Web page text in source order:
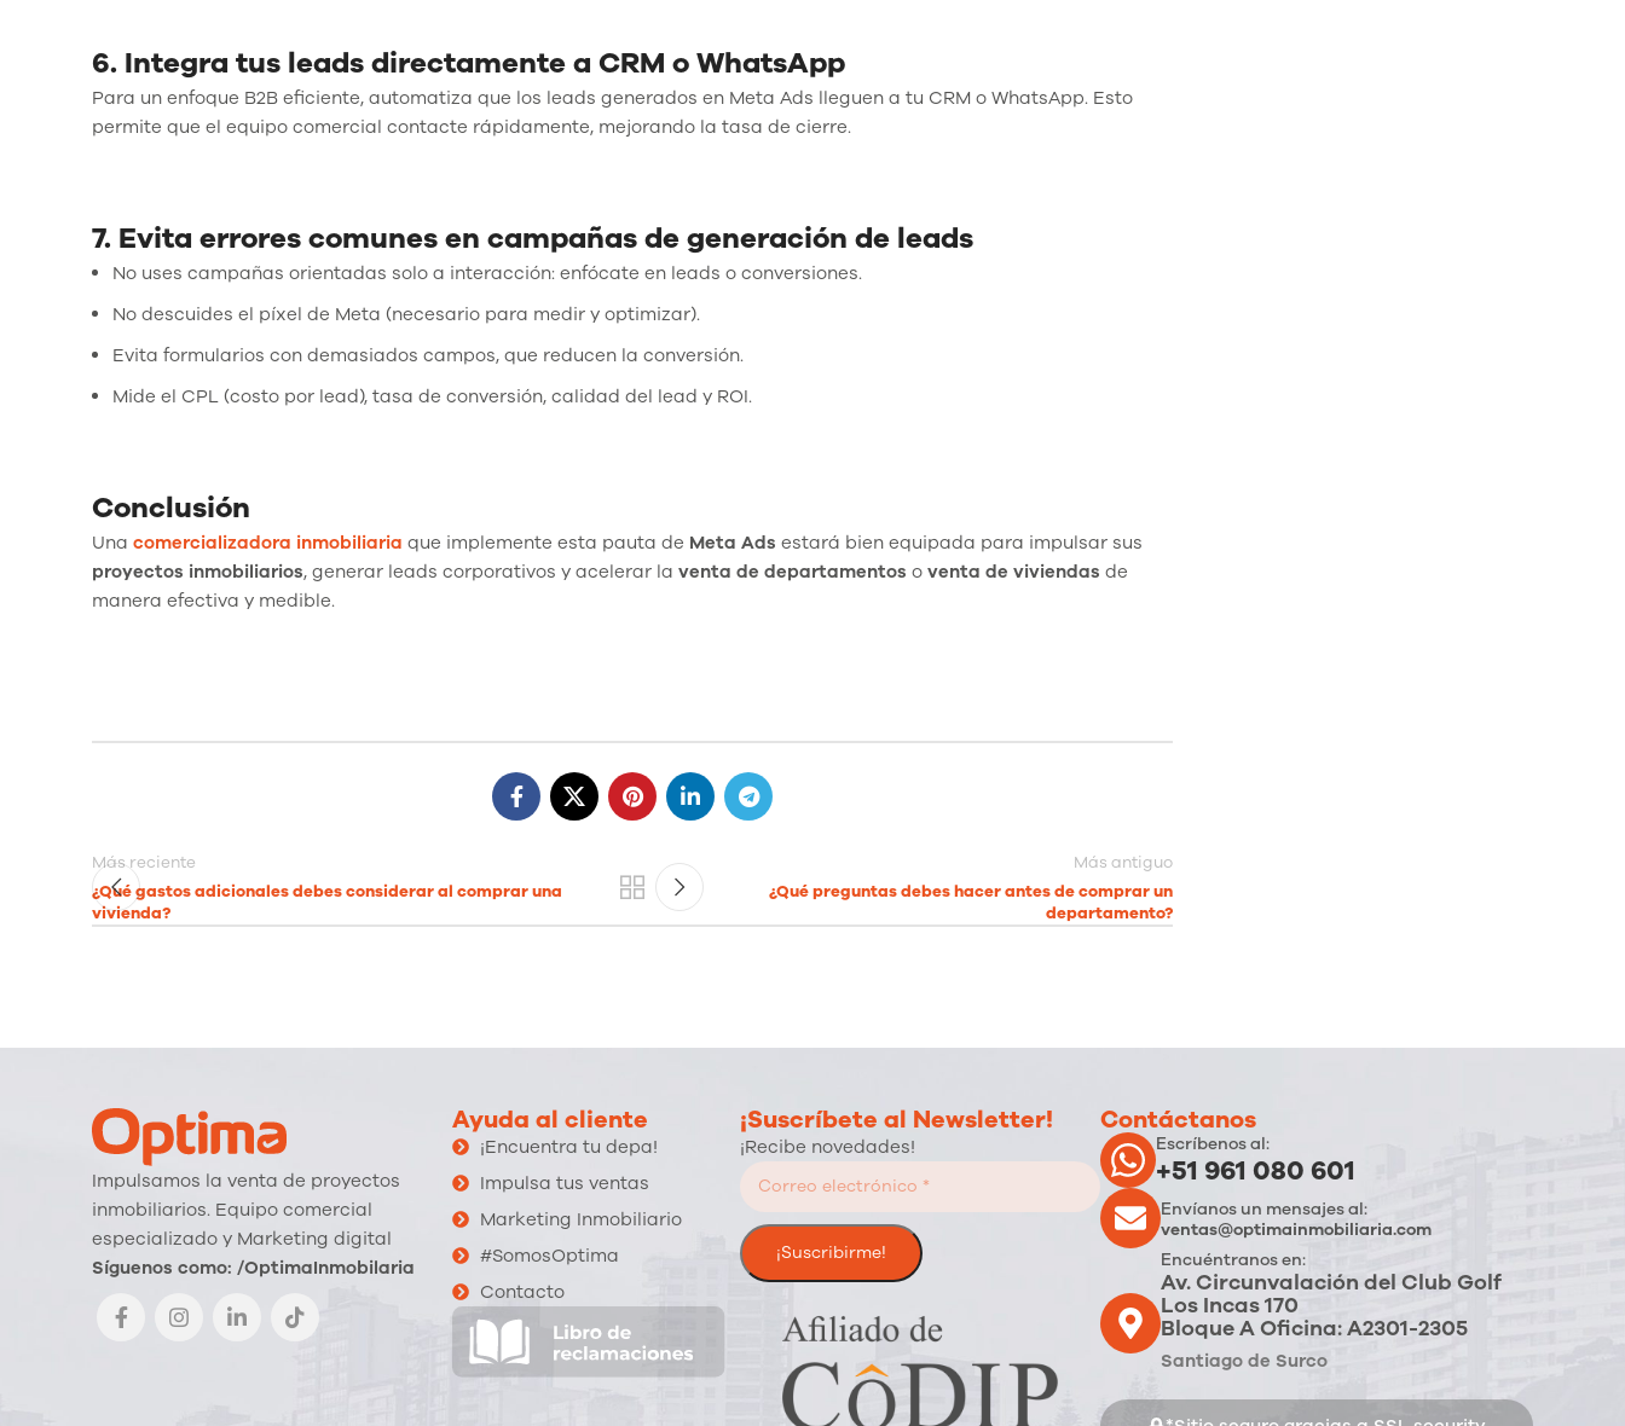
6. Integra tus leads directamente a CRM o WhatsApp
Para un enfoque B2B eficiente, automatiza que los leads generados en Meta Ads lleguen a tu CRM o WhatsApp. Esto
permite que el equipo comercial contacte rápidamente, mejorando la tasa de cierre.
7. Evita errores comunes en campañas de generación de leads
No uses campañas orientadas solo a interacción: enfócate en leads o conversiones.
No descuides el píxel de Meta (necesario para medir y optimizar).
Evita formularios con demasiados campos, que reducen la conversión.
Mide el CPL (costo por lead), tasa de conversión, calidad del lead y ROI.
Conclusión
Una comercializadora inmobiliaria que implemente esta pauta de Meta Ads estará bien equipada para impulsar sus
proyectos inmobiliarios, generar leads corporativos y acelerar la venta de departamentos o venta de viviendas de
manera efectiva y medible.
Más reciente
¿Qué gastos adicionales debes considerar al comprar una
vivienda?
Más antiguo
¿Qué preguntas debes hacer antes de comprar un
departamento?
Impulsamos la venta de proyectos
inmobiliarios. Equipo comercial
especializado y Marketing digital
Síguenos como: /OptimaInmobilaria
Ayuda al cliente
¡Encuentra tu depa!
Impulsa tus ventas
Marketing Inmobiliario
#SomosOptima
Contacto
¡Suscríbete al Newsletter!
¡Recibe novedades!
Contáctanos
Escríbenos al:
+51 961 080 601
Envíanos un mensajes al:
ventas@optimainmobiliaria.com
Encuéntranos en:
Av. Circunvalación del Club Golf
Los Incas 170
Bloque A Oficina: A2301-2305
Santiago de Surco